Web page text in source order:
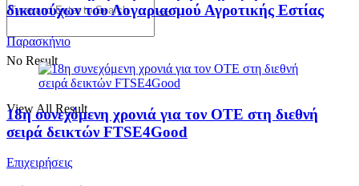
No Result
View All Result
δικαιούχων του Λογαριασμού Αγροτικής Εστίας
Παρασκήνιο
18η συνεχόμενη χρονιά για τον ΟΤΕ στη διεθνή
σειρά δεικτών FTSE4Good
Επιχειρήσεις